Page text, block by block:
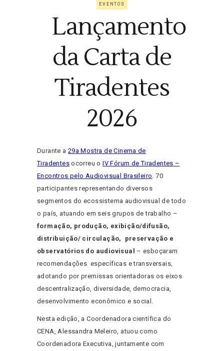
EVENTOS
Lançamento
da Carta de
Tiradentes
2026
Durante a 29a Mostra de Cinema de
Tiradentesocorreu oIV Fórum de Tiradentes –
Encontros pelo Audiovisual Brasileiro. 70
participantes representando diversos
segmentos do ecossistema audiovisual de todo
o país, atuando em seis grupos de trabalho –
formação, produção, exibição/difusão,
distribuição/ circulação, preservação e
observatórios do audiovisual
– esboçaram
recomendações específicas e transversais,
adotando por premissas orientadoras os eixos
descentralização, diversidade, democracia,
desenvolvimento econômico e social.
Nesta edição, a Coordenadora científica do
CENA, Alessandra Meleiro, atuou como
Coordenadora Executiva, juntamente com